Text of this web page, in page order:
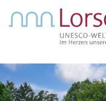
AKTUELLES